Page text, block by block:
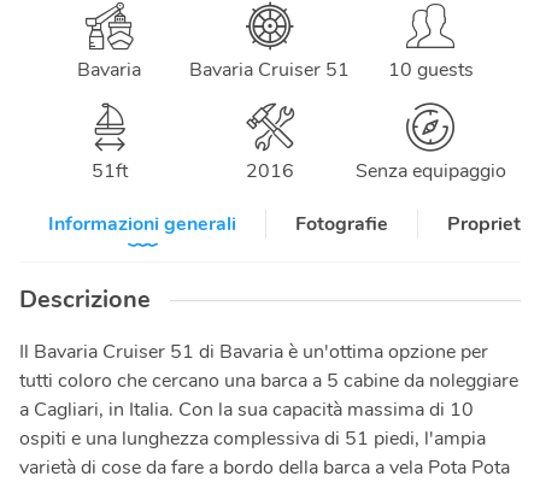
Bavaria Bavaria Cruiser 51 10 guests
51ft 2016
Senza equipaggio
Informazioni generali
Fotografie
Descrizione
Il Bavaria Cruiser 51 di Bavaria è un'ottima opzione per
tutti coloro che cercano una barca a 5 cabine da noleggiare
a Cagliari, in Italia. Con la sua capacità massima di 10
ospiti e una lunghezza complessiva di 51 piedi, l'ampia
varietà di cose da fare a bordo della barca a vela Pota Pota